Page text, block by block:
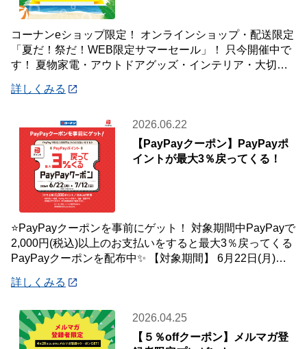
コーナンeショップ限定！ オンラインショップ・配送限定
「夏だ！祭だ！WEB限定サマーセール」！ 只今開催中で
す！ 夏物家電・アウトドアグッズ・インテリア・大切な
詳しくみる
2026.06.22
【PayPayクーポン】PayPayポ
イントが最大3％戻ってくる！
⭐PayPayクーポンを事前にゲット！ 対象期間中PayPayで
2,000円(税込)以上のお支払いをすると最大3％戻ってくる
PayPayクーポンを配布中✨ 【対象期間】 6月22日(月)～7
詳しくみる
2026.04.25
【５％offクーポン】メルマガ登